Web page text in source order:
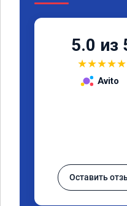
5.0 из
★★★★★
Avito
Оставить